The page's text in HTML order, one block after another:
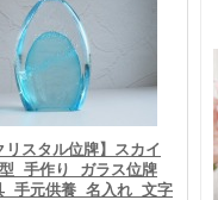
スタル位牌】スカイ
手作り ガラス位牌
手元供養 名入れ 文字